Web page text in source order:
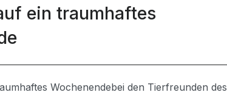
ein traumhaftes
Wochenendebei den Tierfreunden des